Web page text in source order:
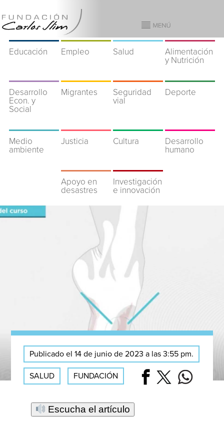
Educación Empleo Salud
Alimentación
y Nutrición
Desarrollo
Econ. y
Social
Migrantes
Seguridad
vial
Deporte
Medio
ambiente
Justicia Cultura
Desarrollo
humano
Apoyo en
desastres
Investigación
e innovación
Publicado el 14 de junio de 2023 a las 3:55 pm.
SALUD FUNDACIÓN
Escucha el artículo